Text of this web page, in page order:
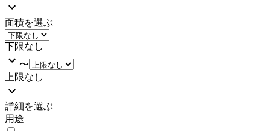
面積を選ぶ
下限なし
〜
上限なし
詳細を選ぶ
用途